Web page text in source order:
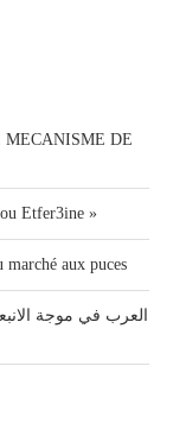
MECANISME DE
Etfer3ine »
aux puces
العرب في موجة